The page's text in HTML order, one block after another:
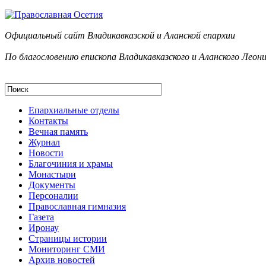
Официальный сайт Владикавказской и Аланской епархии
По благословению епископа Владикавказского и Аланского
Епархиальные отделы
Контакты
Вечная память
Журнал
Новости
Благочиния и храмы
Монастыри
Документы
Персоналии
Православная гимназия
Газета
Иронау
Страницы истории
Мониторинг СМИ
Архив новостей